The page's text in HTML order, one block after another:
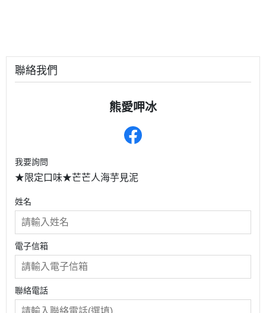
聯絡我們
熊愛呷冰
我要詢問
★限定口味★芒芒人海芋見泥
姓名
電子信箱
聯絡電話